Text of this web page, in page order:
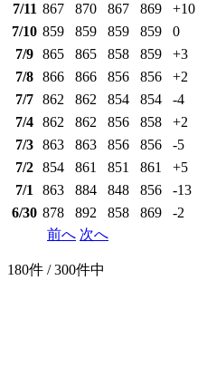
7/11 867 870 867 869 +10
7/10 859 859 859 859 0
7/9 865 865 858 859 +3
7/8 866 866 856 856 +2
7/7 862 862 854 854 -4
7/4 862 862 856 858 +2
7/3 863 863 856 856 -5
7/2 854 861 851 861 +5
7/1
863 884 848 856 -13
6/30 878 892 858 869 -2
前へ 次へ
180件 / 300件中